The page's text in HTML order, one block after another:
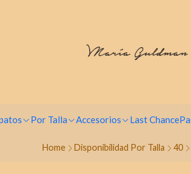
Por Talla Accesorios Last Chance
Home Disponibilidad Por Talla 40